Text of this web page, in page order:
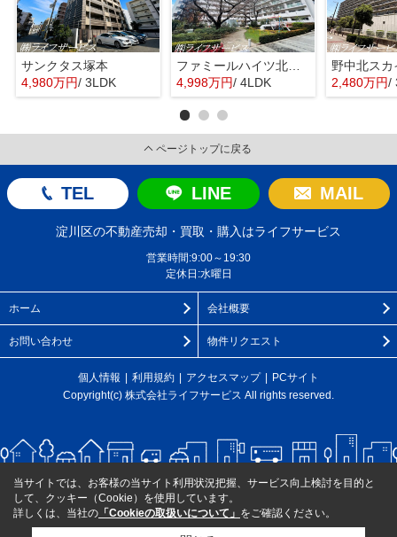
サンクタス塚本
4,980万円/ 3LDK
ファミールハイツ北大阪４号棟
4,998万円/ 4LDK
野中北スカ
2,480万円/
ページトップに戻る
TEL LINE MAIL
淀川区の不動産売却・買取・購入はライフサービス
営業時間:9:00～19:30
定休日:水曜日
ホーム 会社概要
お問い合わせ 物件リクエスト
個人情報 利用規約 アクセスマップ
PCサイト
Copyright(c) 株式会社ライフサービス All rights reserved.
当サイトでは、お客様の当サイト利用状況把握、サービス向上検討を目的と
して、クッキー（Cookie）を使用しています。
詳しくは、当社の 「Cookieの取扱いについて」 をご確認ください。